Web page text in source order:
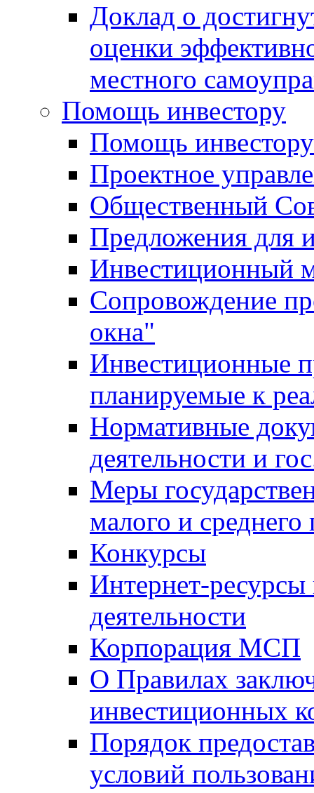
Доклад о
оценки
местного
Помощь инвестору
Помощь инвестору
Проектное
Общественный
Предложения для
Инвестиционный
Сопровождение
окна"
Инвестиционные
планируемые к
Нормативные
деятельности и
Меры
малого и среднего
Конкурсы
Интернет-
деятельности
Корпорация МСП
О Правилах
инвестиционных
Порядок
условий